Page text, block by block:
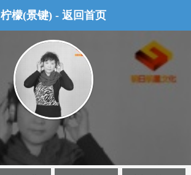
柠檬(景键) - 返回首页